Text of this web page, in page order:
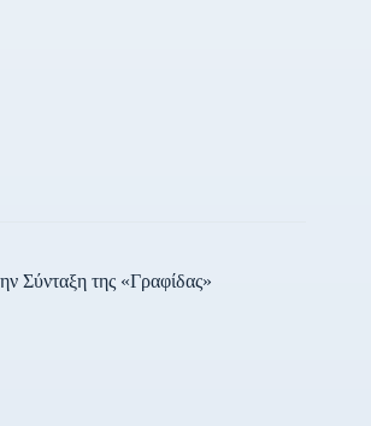
Σύνταξη της «Γραφίδας»